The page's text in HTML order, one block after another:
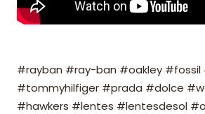
#rayban #ray-ban #oakley
#tommyhilfiger #prada #dolce
#hawkers #lentes #lentesdesol